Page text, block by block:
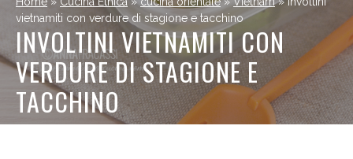
vietnamiti con verdure di stagione e tacchino
INVOLTINI VIETNAMITI CON
VERDURE DI STAGIONE E
TACCHINO